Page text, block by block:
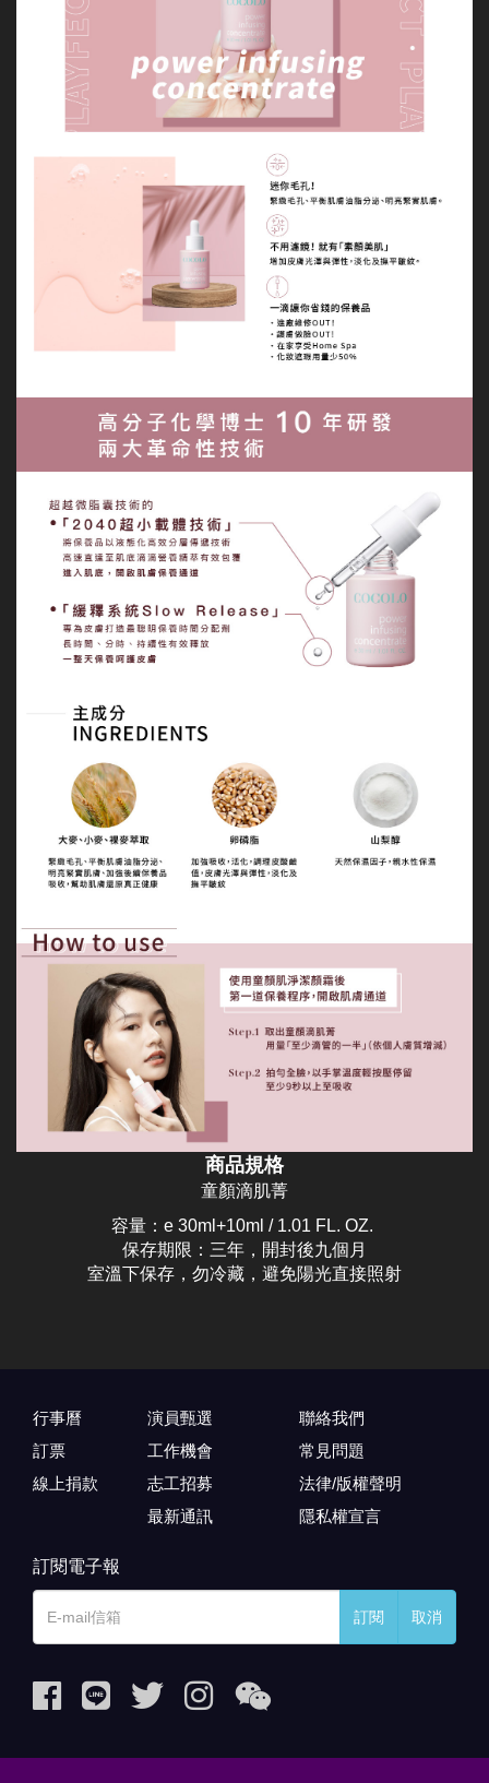
商品規格
童顏滴肌菁
容量：e 30ml+10ml / 1.01 FL. OZ.
保存期限：三年，開封後九個月
室溫下保存，勿冷藏，避免陽光直接照射
行事曆
訂票
線上捐款
演員甄選
工作機會
志工招募
最新通訊
聯絡我們
常見問題
法律/版權聲明
隱私權宣言
訂閱電子報
訂閱 取消